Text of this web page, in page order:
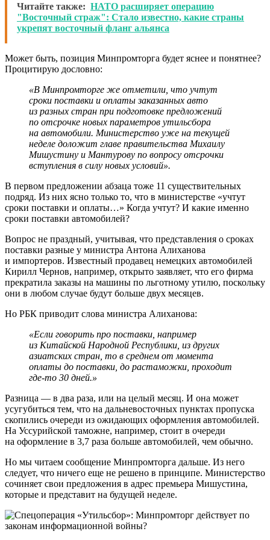
Читайте также: НАТО расширяет операцию
"Восточный страж": Стало известно, какие страны
укрепят восточный фланг альянса
Может быть, позиция Минпромторга будет яснее и понятнее?
Процитирую дословно:
«В Минпромторге же отметили, что учтут
сроки поставки и оплаты заказанных авто
из разных стран при подготовке предложений
по отсрочке новых параметров утильсбора
на автомобили. Министерство уже на текущей
неделе доложит главе правительства Михаилу
Мишустину и Мантурову по вопросу отсрочки
вступления в силу новых условий».
В первом предложении абзаца тоже 11 существительных
подряд. Из них ясно только то, что в министерстве «учтут
сроки поставки и оплаты…» Когда учтут? И какие именно
сроки поставки автомобилей?
Вопрос не праздный, учитывая, что представления о сроках
поставки разные у министра Антона Алиханова
и импортеров. Известный продавец немецких автомобилей
Кирилл Чернов, например, открыто заявляет, что его фирма
прекратила заказы на машины по льготному утилю, поскольку
они в любом случае будут больше двух месяцев.
Но РБК приводит слова министра Алиханова:
«Если говорить про поставки, например
из Китайской Народной Республики, из других
азиатских стран, то в среднем от момента
оплаты до поставки, до растаможки, проходит
где-то 30 дней.»
Разница — в два раза, или на целый месяц. И она может
усугубиться тем, что на дальневосточных пунктах пропуска
скопились очереди из ожидающих оформления автомобилей.
На Уссурийской таможне, например, стоит в очереди
на оформление в 3,7 раза больше автомобилей, чем обычно.
Но мы читаем сообщение Минпромторга дальше. Из него
следует, что ничего еще не решено в принципе. Министерство
сочиняет свои предложения в адрес премьера Мишустина,
которые и представит на будущей неделе.